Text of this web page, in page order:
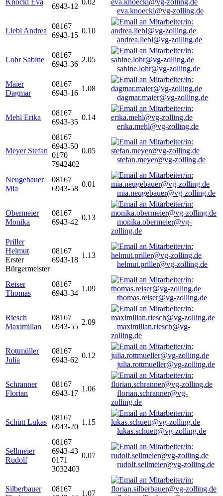
Knöckl Eva
6943-12
0.02
eva.knoeckl@vg-zolling.de
Liebl Andrea
08167
6943-15
0.10
andrea.liebl@vg-zolling.de
Lohr Sabine
08167
6943-36
2.05
sabine.lohr@vg-zolling.de
Maier
Dagmar
08167
6943-16
1.08
dagmar.maier@vg-zolling.de
Mehl Erika
08167
6943-35
0.14
erika.mehl@vg-zolling.de
Meyer Stefan
08167
6943-50
0170
7942402
0.05
stefan.meyer@vg-zolling.de
Neugebauer
Mia
08167
6943-58
0.01
mia.neugebauer@vg-zolling.de
Obermeier
Monika
08167
6943-42
0.13
monika.obermeier@vg-
zolling.de
Priller
Helmut
Erster
Bürgermeister
08167
6943-18
1.13
helmut.priller@vg-zolling.de
Reiser
Thomas
08167
6943-34
1.09
thomas.reiser@vg-zolling.de
Riesch
Maximilian
08167
6943-55
2.09
maximilian.riesch@vg-
zolling.de
Rottmüller
Julia
08167
6943-62
0.12
julia.rottmueller@vg-zolling.de
Schranner
Florian
08167
6943-17
1.06
florian.schranner@vg-
zolling.de
Schütt Lukas
08167
6943-20
1.15
lukas.schuett@vg-zolling.de
Sellmeier
Rudolf
08167
6943-43
0171
3032403
0.07
rudolf.sellmeier@vg-zolling.de
Silberbauer
08167
1.07